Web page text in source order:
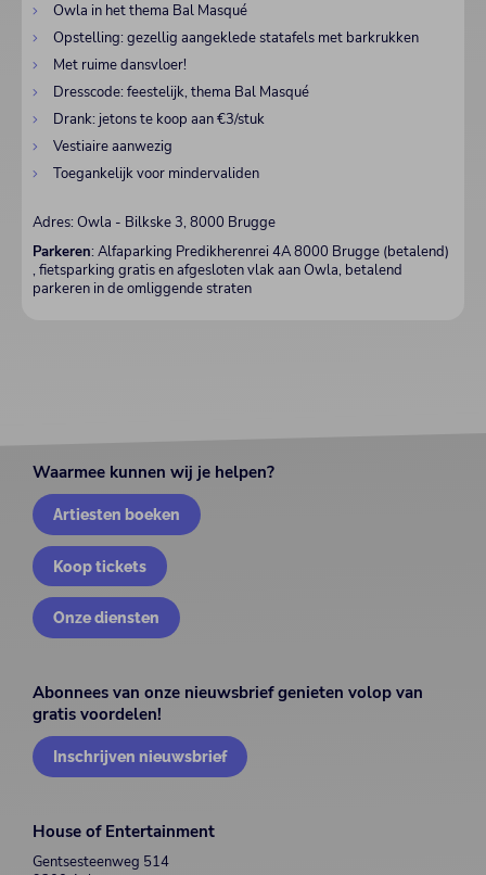
Owla in het thema Bal Masqué
Opstelling: gezellig aangeklede statafels met barkrukken
Met ruime dansvloer!
Dresscode: feestelijk, thema Bal Masqué
Drank: jetons te koop aan €3/stuk
Vestiaire aanwezig
Toegankelijk voor mindervaliden
Adres: Owla - Bilkske 3, 8000 Brugge
Parkeren: Alfaparking Predikherenrei 4A 8000 Brugge (betalend)
, fietsparking gratis en afgesloten vlak aan Owla, betalend
parkeren in de omliggende straten
Waarmee kunnen wij je helpen?
Artiesten boeken
Koop tickets
Onze diensten
Abonnees van onze nieuwsbrief genieten volop van
gratis voordelen!
Inschrijven nieuwsbrief
House of Entertainment
Gentsesteenweg 514